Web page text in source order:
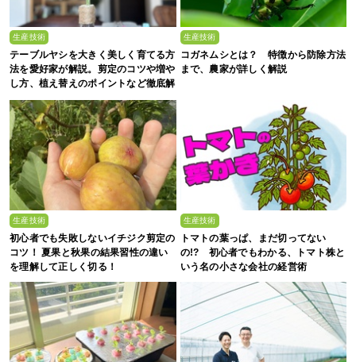
生産技術
テーブルヤシを大きく美しく育てる方
法を愛好家が解説。剪定のコツや増や
し方、植え替えのポイントなど徹底解
生産技術
コガネムシとは？ 特徴から防除方法
まで、農家が詳しく解説
生産技術
初心者でも失敗しないイチジク剪定の
コツ！ 夏果と秋果の結果習性の違い
を理解して正しく切る！
生産技術
トマトの葉っぱ、まだ切ってない
の!? 初心者でもわかる、トマト株と
いう名の小さな会社の経営術